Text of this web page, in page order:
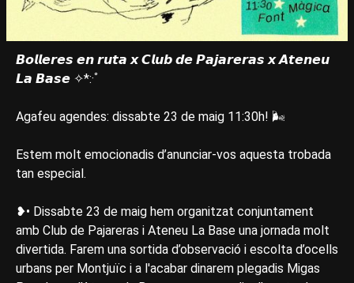
𝘽𝙤𝙡𝙡𝙚𝙧𝙚𝙨 𝙚𝙣 𝙧𝙪𝙩𝙖 𝙭 𝘾𝙡𝙪𝙗 𝙙𝙚 𝙋𝙖𝙟𝙖𝙧𝙚𝙧𝙖𝙨 𝙭 𝘼𝙩𝙚𝙣𝙚𝙪
𝙇𝙖 𝘽𝙖𝙨𝙚 ✧*:·ﾟ
Agafeu agendes: dissabte 23 de maig 11:30h! 🌬
Estem molt emocionadis d’anunciar-vos aquesta trobada
tan especial.
❥• Dissabte 23 de maig hem organitzat conjuntament
amb Club de Pajareras i Ateneu La Base una jornada molt
divertida. Farem una sortida d’observació i escolta d’ocells
urbans per Montjuïc i a l'acabar dinarem plegadis Migas